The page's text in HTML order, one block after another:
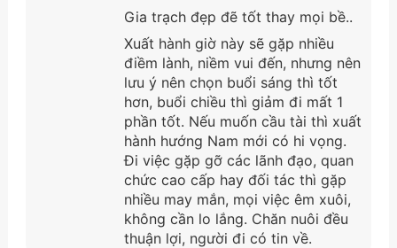
Gia trạch đẹp đẽ tốt thay mọi bề..
Xuất hành giờ này sẽ gặp nhiều
điềm lành, niềm vui đến, nhưng nên
lưu ý nên chọn buổi sáng thì tốt
hơn, buổi chiều thì giảm đi mất 1
phần tốt. Nếu muốn cầu tài thì xuất
hành hướng Nam mới có hi vọng.
Đi việc gặp gỡ các lãnh đạo, quan
chức cao cấp hay đối tác thì gặp
nhiều may mắn, mọi việc êm xuôi,
không cần lo lắng. Chăn nuôi đều
thuận lợi, người đi có tin về.